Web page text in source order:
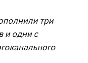
три
и одни с